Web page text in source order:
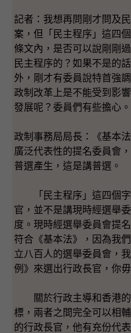
記者：我想再問剛才問及
案，但「民主程序」這四
條文內，是否可以說剛剛
民主程序的？如果不是的
外，剛才有委員說特首強
政制改革上是不能受到影
發展呢？委員們有些擔心。
政制事務局局長：《基本
廣泛代表性的提名委員會
普選產生，這是講普選。
「民主程序」這四個字
官，並不是講現時經選舉
度。現時經選舉委員會提
符合《基本法》，因為我
立八百人的選舉委員會，
例》來選出行政長官，你
關於行政主導和香港的
標，兩者之間完全可以相
的行政長官，他有充份代